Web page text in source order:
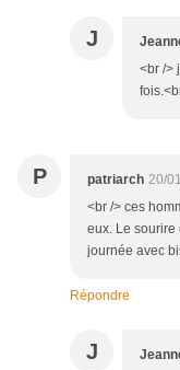
J
<br />
P patriarch 20/
<br /> ces
eux. Le sourire
journée avec
Répondre
J